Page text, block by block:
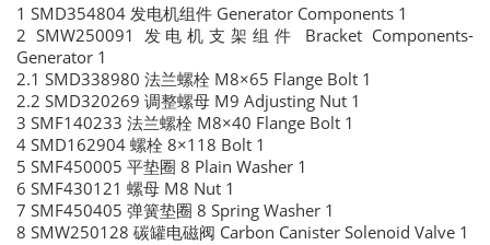
1 SMD354804 发电机组件 Generator Components 1
2 SMW250091 发电机支架组件 Bracket Components-
Generator 1
2.1 SMD338980 法兰螺栓 M8×65 Flange Bolt 1
2.2 SMD320269 调整螺母 M9 Adjusting Nut 1
3 SMF140233 法兰螺栓 M8×40 Flange Bolt 1
4 SMD162904 螺栓 8×118 Bolt 1
5 SMF450005 平垫圈 8 Plain Washer 1
6 SMF430121 螺母 M8 Nut 1
7 SMF450405 弹簧垫圈 8 Spring Washer 1
8 SMW250128 碳罐电磁阀 Carbon Canister Solenoid Valve 1